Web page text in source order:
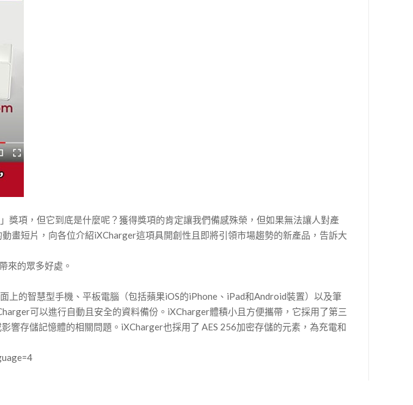
項，但它到底是什麼呢？獲得獎項的肯定讓我們備感殊榮，但如果無法讓人對產
畫短片，向各位介紹iXCharger這項具開創性且即將引領市場趨勢的新產品，告訴大
來的眾多好處。
的智慧型手機、平板電腦（包括蘋果iOS的iPhone、iPad和Android裝置）以及筆
可以進行自動且安全的資料備份。iXCharger體積小且方便攜帶，它採用了第三
響存儲記憶體的相關問題。iXCharger也採用了 AES 256加密存儲的元素，為充電和